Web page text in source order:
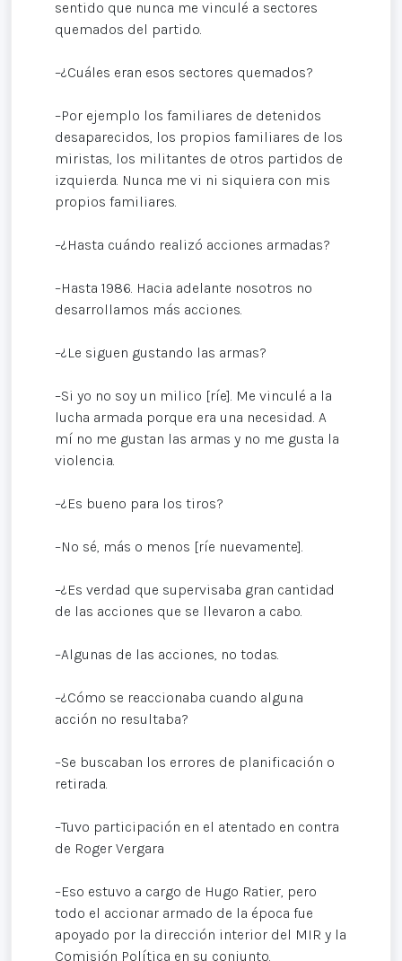
sentido que nunca me vinculé a sectores
quemados del partido.
–¿Cuáles eran esos sectores quemados?
–Por ejemplo los familiares de detenidos
desaparecidos, los propios familiares de los
miristas, los militantes de otros partidos de
izquierda. Nunca me vi ni siquiera con mis
propios familiares.
–¿Hasta cuándo realizó acciones armadas?
–Hasta 1986. Hacia adelante nosotros no
desarrollamos más acciones.
–¿Le siguen gustando las armas?
–Si yo no soy un milico [ríe]. Me vinculé a la
lucha armada porque era una necesidad. A
mí no me gustan las armas y no me gusta la
violencia.
–¿Es bueno para los tiros?
–No sé, más o menos [ríe nuevamente].
–¿Es verdad que supervisaba gran cantidad
de las acciones que se llevaron a cabo.
–Algunas de las acciones, no todas.
–¿Cómo se reaccionaba cuando alguna
acción no resultaba?
–Se buscaban los errores de planificación o
retirada.
–Tuvo participación en el atentado en contra
de Roger Vergara
–Eso estuvo a cargo de Hugo Ratier, pero
todo el accionar armado de la época fue
apoyado por la dirección interior del MIR y la
Comisión Política en su conjunto.